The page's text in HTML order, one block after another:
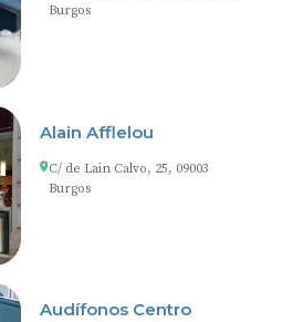
Burgos
Alain Afflelou
C/ de Lain Calvo, 25, 09003
Burgos
Audífonos Centro